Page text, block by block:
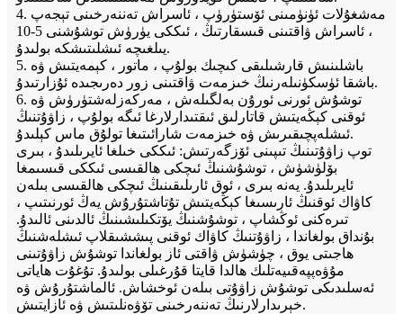
4. مەشغۇلات ئۈنۈمىنى ئۆستۈرۈپ ، ئاسراش تەننەرخىنى تېجەپ
، ئاسراش ۋاقتىنى قىسقارتىڭ ، ئىككى يۈرۈش توشۇشنى 5-10
يىلغىچە ئىشلىتىشكە بولىدۇ.
5. باشلىنىش قارشىلىقى كىچىك بولۇپ ، ماتور ، كېمەيتىش ۋە
باشقا ئۈسكۈنىلەرنىڭ خىزمەت ۋاقتىنى زور دەرىجىدە ئۇزارتىدۇ.
6. توشۇش ئورنى ئورۇن بەلگىلەش ، مەركەزلەشتۈرۈش ۋە
ئوقنى كېڭەيتىش قاتارلىق ئىقتىدارلارغا ئىگە بولۇپ ، زاۋۇتنىڭ
ئىشلەپچىقىرىش ۋە خىزمەت شارائىتىغا تولۇق ماس كېلىدۇ.
توپ زاۋۇتىنىڭ تىپىنى ئۆزگەرتىش: ئىككى خىلغا ئايرىلىدۇ ، بىرى
بۆلۈشۈش ، توشۇشنىڭ ئىچكى ھالقىسى ئىككى قىسىمغا
ئايرىلىدۇ. يەنە بىرى ، ئوق ئارىلىقىنىڭ ئىچكى ھالقىسى بىلەن
كاۋاك ئوقنىڭ ئارىسىغا كېڭەيتىش تۇتاشتۇرۇش يەڭ ئورنىتىپ ،
تىرەكنى ئوڭشاپ ، توشۇشنىڭ يۆتكىلىشىنىڭ ئالدىنى ئالىدۇ.
بۇنداق بولغاندا ، زاۋۇتنىڭ كاۋاك ئوقنى پىششىقلاپ ئىشلەشنىڭ
ھاجىتى يوق ، چۈشۈش ۋاقتى ئاز بولغاندا توشۇش زاۋۇتىنى
مۇۋەپپەقىيەتلىك ھالدا قايتا قۇرغىلى بولىدۇ. تۇغۇت ھاياتى
ئەسلىدىكى توشۇش زاۋۇتى بىلەن ئوخشاش. ئالماشتۇرۇش ۋە
خېرىدارلارنىڭ تەننەرخىنى تۆۋەنلىتىش ۋە ئازايتىش.